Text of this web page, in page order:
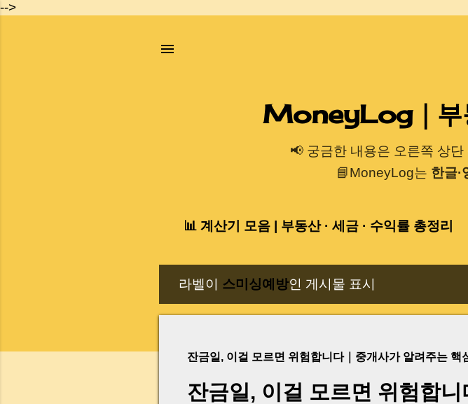
-->
기본 콘텐
MoneyLog｜부
📢 궁금한 내용은 오른쪽 상단
📘MoneyLog는 한글·
📊 계산기 모음 | 부동산 · 세금 · 수익률 총정리
라벨이 스미싱예방인 게시물 표시
잔금일, 이걸 모르면 위험합니다｜중개사가 알려주는 핵
잔금일, 이걸 모르면 위험합